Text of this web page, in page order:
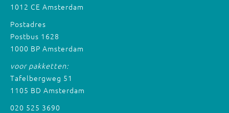
1012 CE Amsterdam
Postadres
Postbus 1628
1000 BP Amsterdam
voor pakketten:
Tafelbergweg 51
1105 BD Amsterdam
020 525 3690